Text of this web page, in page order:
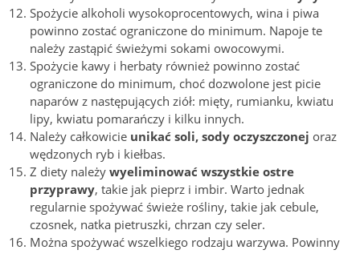
Spożycie alkoholi wysokoprocentowych, wina i piwa
powinno zostać ograniczone do minimum. Napoje te
należy zastąpić świeżymi sokami owocowymi.
Spożycie kawy i herbaty również powinno zostać
ograniczone do minimum, choć dozwolone jest picie
naparów z następujących ziół: mięty, rumianku, kwiatu
lipy, kwiatu pomarańczy i kilku innych.
Należy całkowicie unikać soli, sody oczyszczonej oraz
wędzonych ryb i kiełbas.
Z diety należywyeliminować wszystkie ostre
przyprawy, takie jak pieprz i imbir. Warto jednak
regularnie spożywać świeże rośliny, takie jak cebule,
czosnek, natka pietruszki, chrzan czy seler.
Można spożywać wszelkiego rodzaju warzywa. Powinny